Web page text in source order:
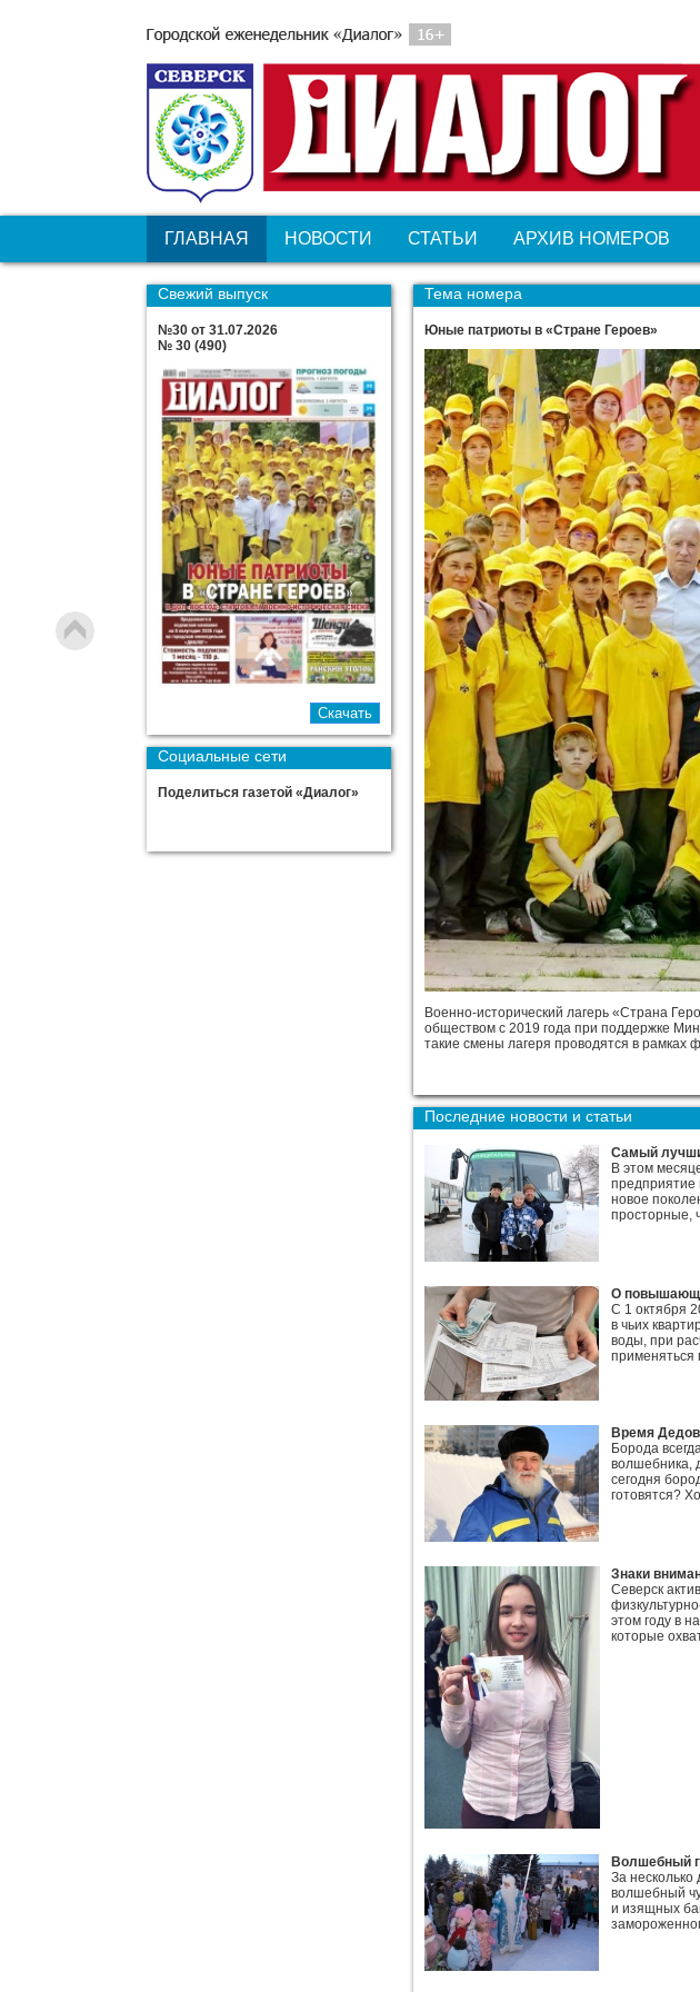
ГЛАВНАЯ НОВОСТИ СТАТЬИ АРХИВ НОМЕРОВ
Свежий выпуск
№30 от 31.07.2026
№ 30 (490)
Социальные сети
Поделиться газетой «Диалог»
Тема номера
Юные патриоты в «Стране Героев»
Военно-исторический лагерь «Страна
обществом с 2019 года при поддержке
такие смены лагеря проводятся в рамках
Последние новости и статьи
Самый
В этом
предприятие
новое
просторные,
О
С 1 октября
в чьих
воды, при
Время
Борода
волшебника,
сегодня
готовятся?
Знаки
Северск
этом году в
которые
Волшебный
За
волшебный
и изящных